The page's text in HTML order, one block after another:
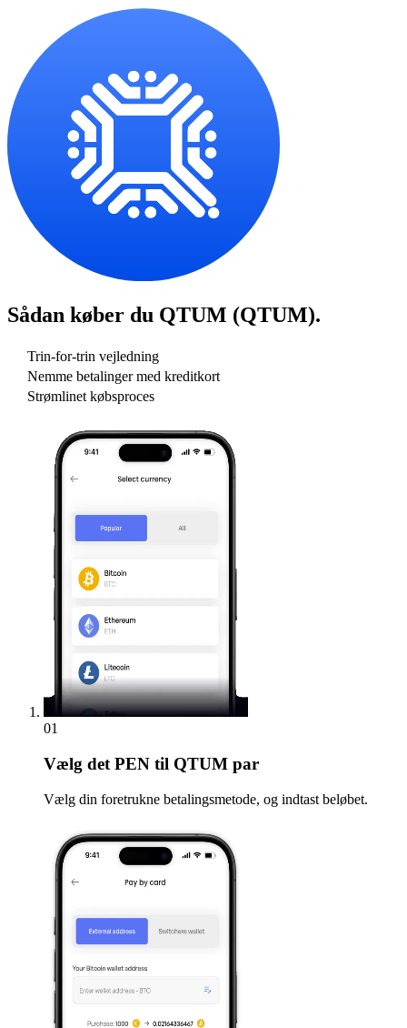
Sådan køber du QTUM (QTUM).
Trin-for-trin vejledning
Nemme betalinger med kreditkort
Strømlinet købsproces
01
Vælg det PEN til QTUM par
Vælg din foretrukne betalingsmetode, og indtast beløbet.